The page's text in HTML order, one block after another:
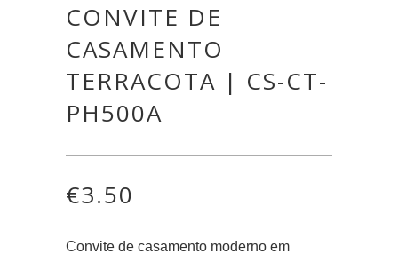
CONVITE DE
CASAMENTO
TERRACOTA | CS-CT-
PH500A
€3.50
Convite de casamento moderno em